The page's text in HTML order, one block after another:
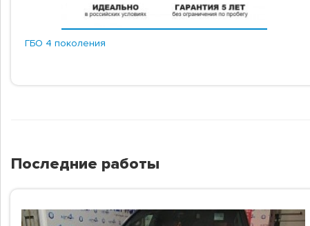
ГБО 4 поколения
Последние работы